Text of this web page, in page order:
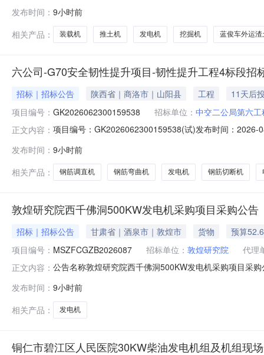
发布时间： 9小时前
相关产品：
装载机 推土机 发电机 挖掘机 蓝俊车外运渣
六公司-G70安全韧性提升项目-韧性提升工程4标段招
招标｜招标公告 陕西省｜商洛市｜山阳县 工程
11天后
项目编号： GK2026062300159538 招标单位： 中交二公局第六
正文内容： 项目编号：GK2026062300159538(试)发布时间：
至陕鄂界段安全韧性提升工程施工项目韧性提升工程4标
发布时间： 9小时前
相关产品：
钢筋调直机 钢筋弯曲机 发电机 钢筋切断机
敦煌研究院西千佛洞500KW发电机采购项目采购公告
招标｜招标公告 甘肃省｜酒泉市｜敦煌市 货物
预算
项目编号： MSZFCGZB2026087 招标单位： 敦煌研究院
代理
正文内容： 公告名称敦煌研究院西千佛洞500KW发电机采购项目采
项目名称：敦煌研究院西千佛洞500KW发电机采购项目
发布时间： 9小时前
相关产品：
发电机
铜仁市碧江区人民医院30KW柴油发电机组及机组现